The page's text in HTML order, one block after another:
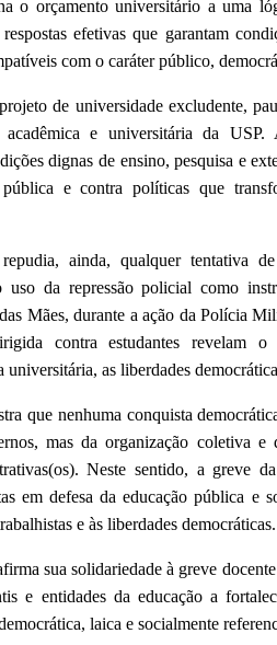
o orçamento universitário a uma
respostas efetivas que garantam
com o caráter público,
de universidade excludente,
acadêmica e universitária da
dignas de ensino, pesquisa e
pública e contra políticas que
ainda, qualquer tentativa
uso da repressão policial como
Mães, durante a ação da Polícia
contra estudantes revelam o
as liberdades
que nenhuma conquista
mas da organização coletiva e
Neste sentido, a greve
em defesa da educação pública e
e às liberdades democráticas.
sua solidariedade à greve
e entidades da educação a
laica e socialmente